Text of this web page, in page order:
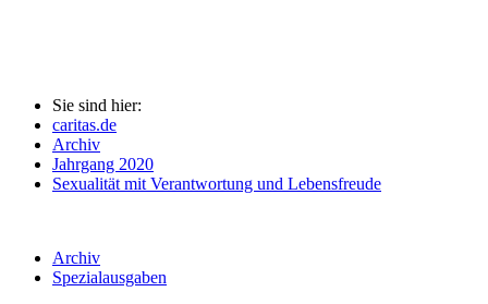
Sie sind hier:
caritas.de
Archiv
Jahrgang 2020
Sexualität mit Verantwortung und Lebensfreude
Archiv
Spezialausgaben